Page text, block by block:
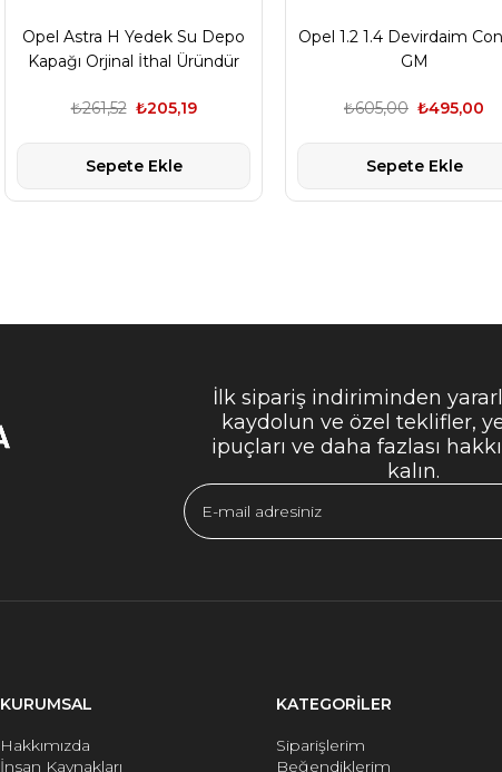
Opel Astra H Yedek Su Depo
Kapağı Orjinal İthal Üründür
₺205,19
₺261,52
Sepete Ekle
Opel 1.2 1.4 Devirdaim
GM
₺495,00
₺605,00
Sepete Ekle
İlk sipariş indiriminden
kaydolun ve özel teklifler,
ipuçları ve daha fazlası
kalın.
KURUMSAL
Hakkımızda
İnsan Kaynakları
KATEGORİLER
Siparişlerim
Beğendiklerim